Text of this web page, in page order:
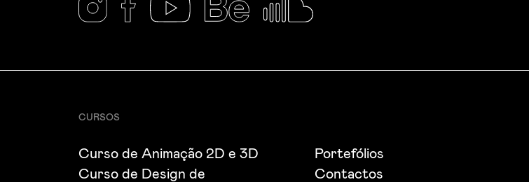
CURSOS
Curso de Animação 2D e 3D
Curso de Design de
Portefólios
Contactos